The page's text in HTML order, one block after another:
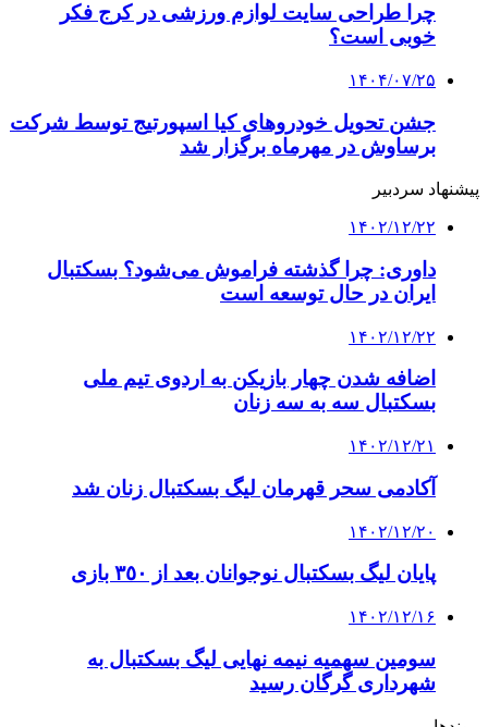
چرا طراحی سایت لوازم ورزشی در کرج فکر
خوبی است؟
۱۴۰۴/۰۷/۲۵
جشن تحویل خودروهای کیا اسپورتیج توسط شرکت
برساوش در مهرماه برگزار شد
پیشنهاد سردبیر
۱۴۰۲/۱۲/۲۲
داوری: چرا گذشته فراموش می‌شود؟ بسکتبال
ایران در حال توسعه است
۱۴۰۲/۱۲/۲۲
اضافه شدن چهار بازیکن به اردوی تیم ملی
بسکتبال سه به سه زنان
۱۴۰۲/۱۲/۲۱
آکادمی سحر قهرمان لیگ بسکتبال زنان شد
۱۴۰۲/۱۲/۲۰
پایان لیگ بسکتبال نوجوانان بعد از ٣٥٠ بازی
۱۴۰۲/۱۲/۱۶
سومین سهمیه نیمه نهایی لیگ بسکتبال به
شهرداری گرگان رسید